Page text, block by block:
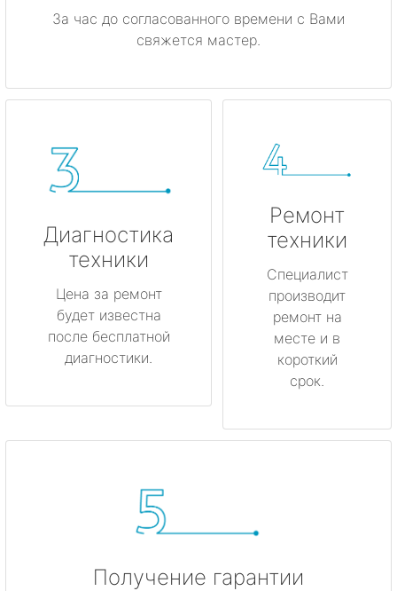
За час до согласованного времени с Вами
свяжется мастер.
Диагностика
техники
Цена за ремонт
будет известна
после бесплатной
диагностики.
Ремонт
техники
Специалист
производит
ремонт на
месте и в
короткий
срок.
Получение гарантии